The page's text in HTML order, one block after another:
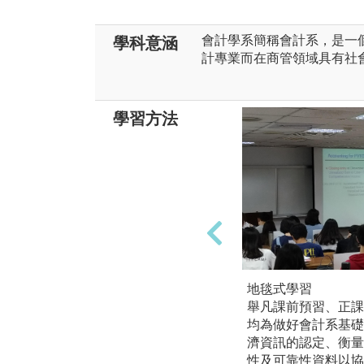
學科意涵
會計學系簡稱會計系，是一
計專業而在商管領域具有社
學習方法
地毯式學習
舉凡課前預習、正
均為做好會計系基
濟資訊的認定、衡
性及可靠性資料以